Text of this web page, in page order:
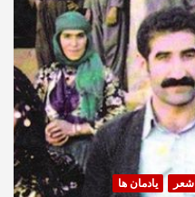
شعر یادمان ها